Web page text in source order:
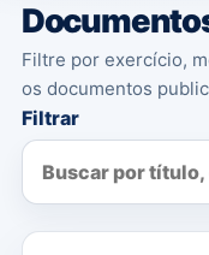
Filtre por exercício,
os documentos
Filtrar